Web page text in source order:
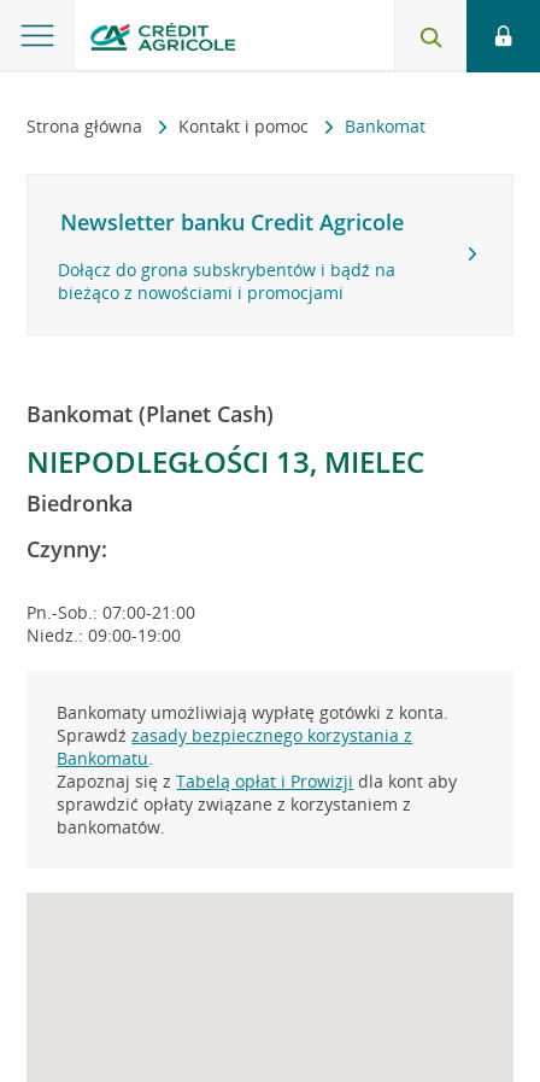
Strona główna Kontakt i pomoc Bankomat
Newsletter banku Credit Agricole
Dołącz do grona subskrybentów i bądź na
bieżąco z nowościami i promocjami
Bankomat (Planet Cash)
NIEPODLEGŁOŚCI 13, MIELEC
Biedronka
Czynny:
Pn.-Sob.: 07:00-21:00
Niedz.: 09:00-19:00
Bankomaty umożliwiają wypłatę gotówki z konta.
Sprawdźzasady bezpiecznego korzystania z
Bankomatu.
Zapoznaj się zTabelą opłat i Prowizji dla kont aby
sprawdzić opłaty związane z korzystaniem z
bankomatów.